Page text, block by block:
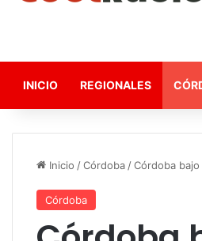
INICIO REGIONALES
Inicio /Córdoba /Córdoba
Córdoba